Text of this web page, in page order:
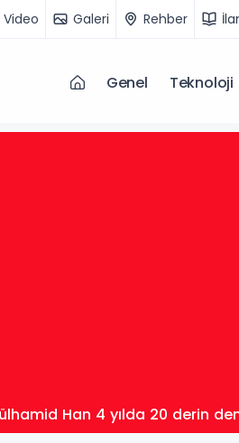
Video Galeri Rehber
Genel Teknoloji
Han 4 yılda 20 derin